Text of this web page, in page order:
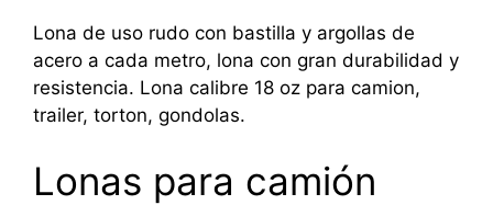
Lona de uso rudo con bastilla y argollas de
acero a cada metro, lona con gran durabilidad y
resistencia. Lona calibre 18 oz para camion,
trailer, torton, gondolas.
Lonas para camión